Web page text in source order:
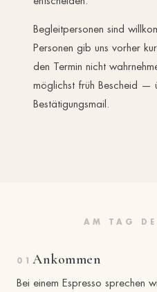
Begleitpersonen sind
Personen gib uns vorher
den Termin nicht
möglichst früh Bescheid —
Bestätigungsmail.
AM TAG
01 Ankommen
Bei einem Espresso sprechen